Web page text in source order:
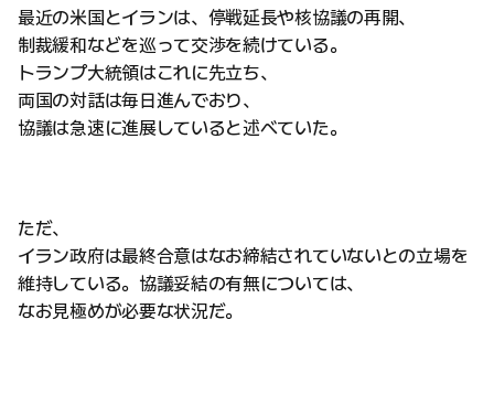
最近の米国とイランは、停戦延長や核協議の再開、
制裁緩和などを巡って交渉を続けている。
トランプ大統領はこれに先立ち、
両国の対話は毎日進んでおり、
協議は急速に進展していると述べていた。
ただ、
イラン政府は最終合意はなお締結されていないとの立場を
維持している。協議妥結の有無については、
なお見極めが必要な状況だ。